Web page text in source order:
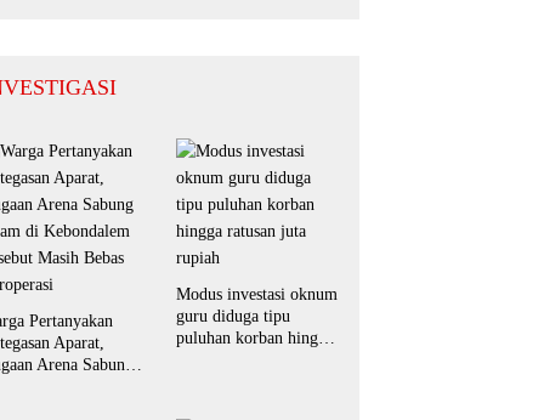
Pertanyakan
Aparat,
Arena Sabung
Modus investasi oknum
guru diduga tipu
puluhan korban hingga